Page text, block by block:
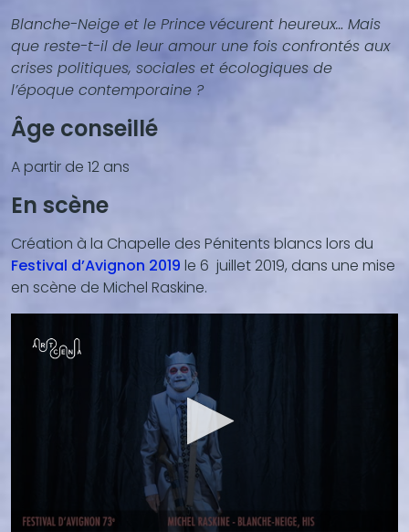
Blanche-Neige et le Prince vécurent heureux… Mais
que reste-t-il de leur amour une fois confrontés aux
crises politiques, sociales et écologiques de
l’époque contemporaine ?
Âge conseillé
A partir de 12 ans
En scène
Création à la Chapelle des Pénitents blancs lors du
Festival d’Avignon 2019 le 6 juillet 2019, dans une mise
en scène de Michel Raskine.